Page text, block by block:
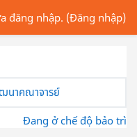
đăng nhập. (Đăng nhập)
นาคณาจารย์
Đang ở chế độ bảo trì